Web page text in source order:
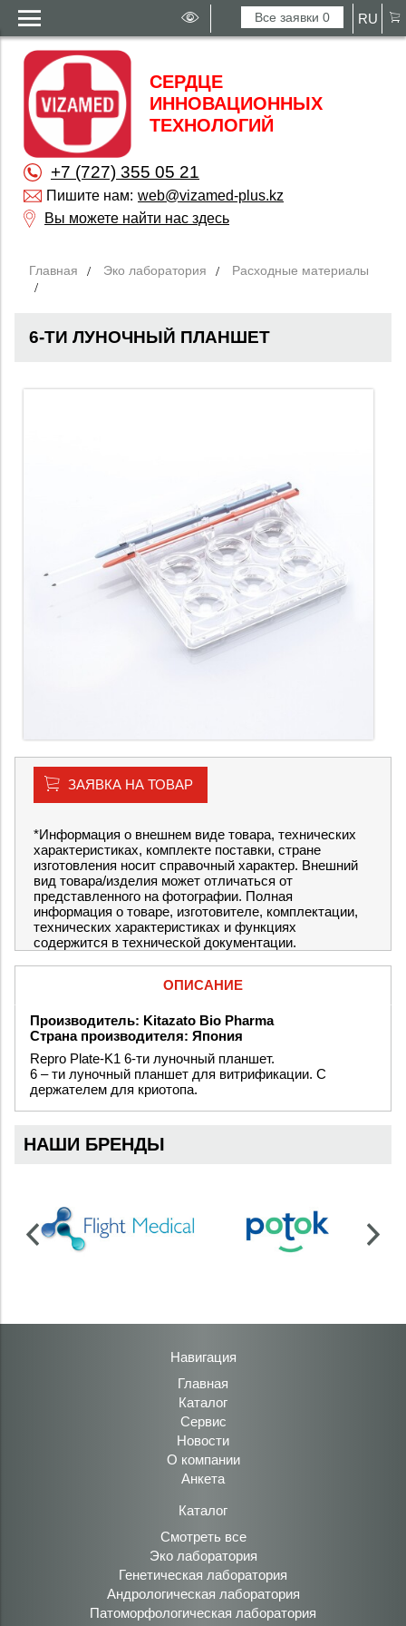
Все заявки0 RU
СЕРДЦЕ
ИННОВАЦИОННЫХ
ТЕХНОЛОГИЙ
+7 (727) 355 05 21
Пишите нам: web@vizamed-plus.kz
Вы можете найти нас здесь
Главная Эко лаборатория Расходные материалы
6-ТИ ЛУНОЧНЫЙ ПЛАНШЕТ
ЗАЯВКА НА ТОВАР
*Информация о внешнем виде товара, технических
характеристиках, комплекте поставки, стране
изготовления носит справочный характер. Внешний
вид товара/изделия может отличаться от
представленного на фотографии. Полная
информация о товаре, изготовителе, комплектации,
технических характеристиках и функциях
содержится в технической документации.
ОПИСАНИЕ
Производитель: Kitazato Bio Pharma
Страна производителя: Япония
Repro Plate-K1 6-ти луночный планшет.
6 – ти луночный планшет для витрификации. С
держателем для криотопа.
НАШИ БРЕНДЫ
Навигация
Главная
Каталог
Сервис
Новости
О компании
Анкета
Каталог
Смотреть все
Эко лаборатория
Генетическая лаборатория
Андрологическая лаборатория
Патоморфологическая лаборатория